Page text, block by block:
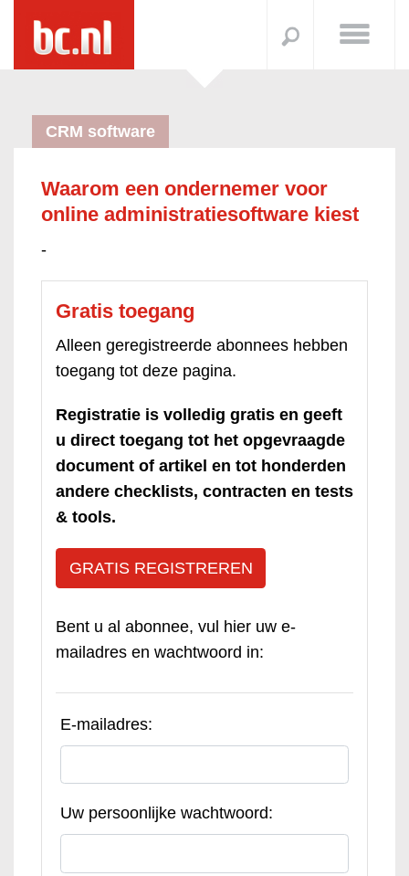
CRM software
Waarom een ondernemer voor
online administratiesoftware kiest
-
Gratis toegang
Alleen geregistreerde abonnees hebben
toegang tot deze pagina.
Registratie is volledig gratis en geeft
u direct toegang tot het opgevraagde
document of artikel en tot honderden
andere checklists, contracten en tests
& tools.
GRATIS REGISTREREN
Bent u al abonnee, vul hier uw e-
mailadres en wachtwoord in:
E-mailadres:
Uw persoonlijke wachtwoord: